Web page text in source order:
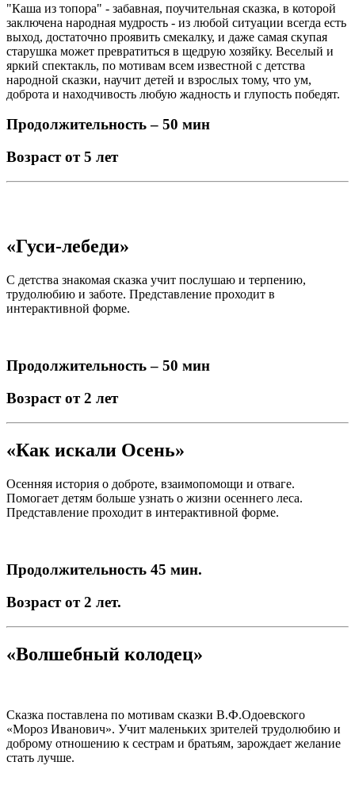
"Каша из топора" - забавная, поучительная сказка, в которой
заключена народная мудрость - из любой ситуации всегда есть
выход, достаточно проявить смекалку, и даже самая скупая
старушка может превратиться в щедрую хозяйку. Веселый и
яркий спектакль, по мотивам всем известной с детства
народной сказки, научит детей и взрослых тому, что ум,
доброта и находчивость любую жадность и глупость победят.
Продолжительность – 50 мин
Возраст от 5 лет
«Гуси-лебеди»
С детства знакомая сказка учит послушаю и терпению,
трудолюбию и заботе. Представление проходит в
интерактивной форме.
Продолжительность – 50 мин
Возраст от 2 лет
«Как искали Осень»
Осенняя история о доброте, взаимопомощи и отваге.
Помогает детям больше узнать о жизни осеннего леса.
Представление проходит в интерактивной форме.
Продолжительность 45 мин.
Возраст от 2 лет.
«Волшебный колодец»
Сказка поставлена по мотивам сказки В.Ф.Одоевского
«Мороз Иванович». Учит маленьких зрителей трудолюбию и
доброму отношению к сестрам и братьям, зарождает желание
стать лучше.